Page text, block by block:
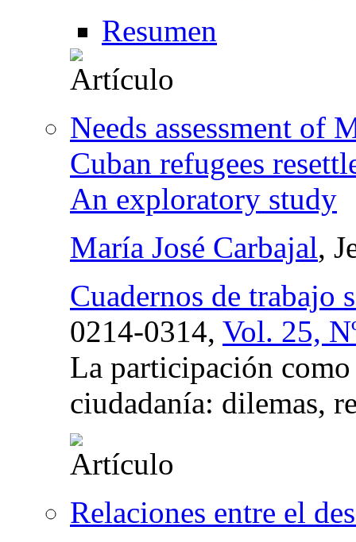
Resumen
Needs assessment of
Cuban refugees
An exploratory study
María José Carbajal,
Cuadernos de trabajo
0214-0314, Vol. 25,
La participación como
ciudadanía: dilemas,
Relaciones entre el